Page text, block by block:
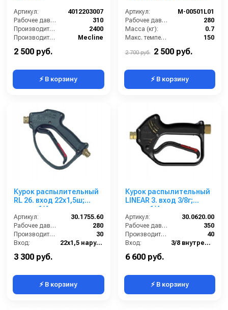
Артикул:
4012203007
Рабочее давление (бар):
310
Производительность (л/ч):
2400
Производитель:
Mecline
2 500 руб.
⚡ В корзину
Артикул:
M-00501L01
Рабочее давление (бар):
280
Масса (кг):
0.7
Макс. температура воды на входе (°C):
150
2 700 руб. 2 500 руб.
⚡ В корзину
Курок распылительный
RL 26. вход 22x1,5ш;
выход 1/4г.
Артикул:
30.1755.60
Рабочее давление (бар):
280
Производительность (л/мин):
30
Вход:
22х1,5 наружняя резьба
3 300 руб.
⚡ В корзину
Курок распылительный
LINEAR 3. вход 3/8г;
выход 1/4г.
Артикул:
30.0620.00
Рабочее давление (бар):
350
Производительность (л/мин):
40
Вход:
3/8 внутренняя резьба
6 600 руб.
⚡ В корзину